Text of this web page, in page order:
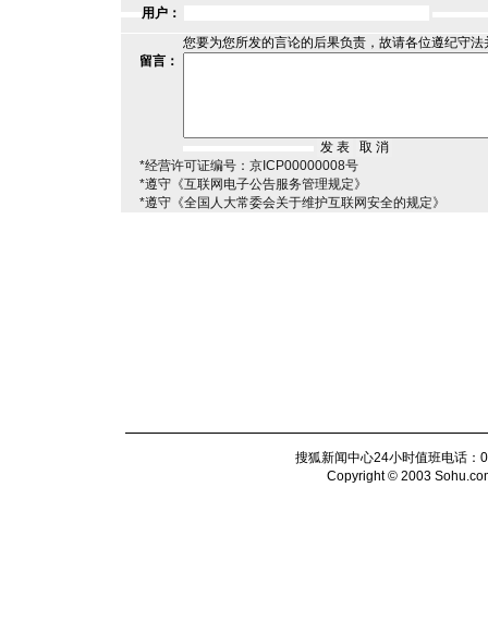
用户：
您要为您所发的言论的后果负责，故请各位遵纪守
留言：
*经营许可证编号：京ICP00000008号
*遵守《互联网电子公告服务管理规定》
*遵守《全国人大常委会关于维护互联网安全的规定》
搜狐新闻中心24小时值班电话
Copyright © 2003